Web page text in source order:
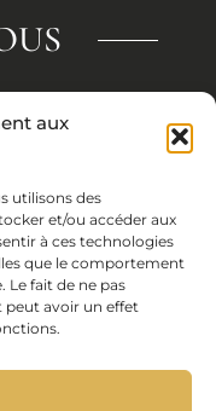
aux
utilisons des
et/ou accéder aux
à ces technologies
que le comportement
Le fait de ne pas
peut avoir un effet
(UE)
Graphic
par :